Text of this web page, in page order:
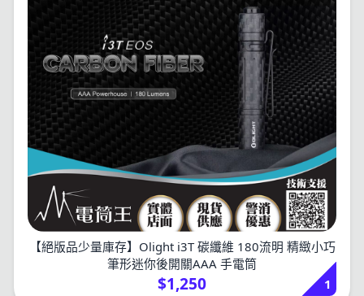
【絕版品少量庫存】Olight i3T 碳纖維 180流明 精緻小巧
筆形迷你後開關AAA 手電筒
$1,250 1